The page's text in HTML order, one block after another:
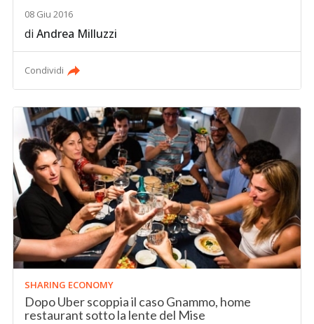
08 Giu 2016
diAndrea Milluzzi
Condividi
SHARING ECONOMY
Dopo Uber scoppia il caso Gnammo, home
restaurant sotto la lente del Mise